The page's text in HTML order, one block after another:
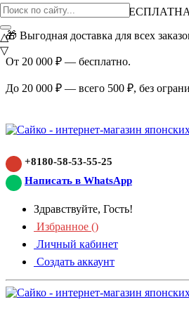
ВНИМАНИЕ АКЦИЯ!
🎁 Выгодная доставка для всех
От 20 000 ₽ — бесплатно.
До 20 000 ₽ — всего 500 ₽, без
+8180-58-53-55-25
Написать в WhatsApp
Здравствуйте, Гость!
Избранное ()
Личный кабинет
Создать аккаунт
△
▽